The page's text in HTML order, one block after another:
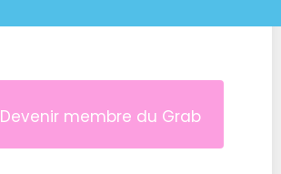
Devenir membre du Grab